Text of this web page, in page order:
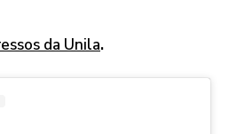
da Unila.